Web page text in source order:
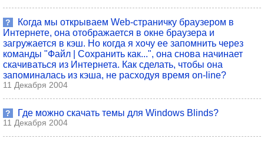
?
Когда мы открываем Web-страничку браузером в
Интернете, она отображается в окне браузера и
загружается в кэш. Но когда я хочу ее запомнить через
команды "Файл | Сохранить как...", она снова начинает
скачиваться из Интернета. Как сделать, чтобы она
запоминалась из кэша, не расходуя время on-line?
11 Декабря 2004
? Где можно скачать темы для Windows Blinds?
11 Декабря 2004